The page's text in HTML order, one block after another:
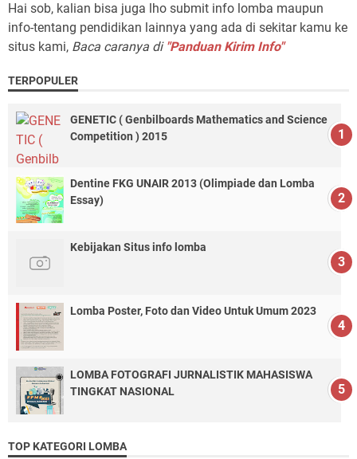
Hai sob, kalian bisa juga lho submit info lomba maupun
info-tentang pendidikan lainnya yang ada di sekitar kamu ke
situs kami, Baca caranya di "Panduan Kirim Info"
TERPOPULER
GENETIC ( Genbilboards Mathematics and Science
Competition ) 2015
Dentine FKG UNAIR 2013 (Olimpiade dan Lomba
Essay)
Kebijakan Situs info lomba
Lomba Poster, Foto dan Video Untuk Umum 2023
LOMBA FOTOGRAFI JURNALISTIK MAHASISWA
TINGKAT NASIONAL
TOP KATEGORI LOMBA